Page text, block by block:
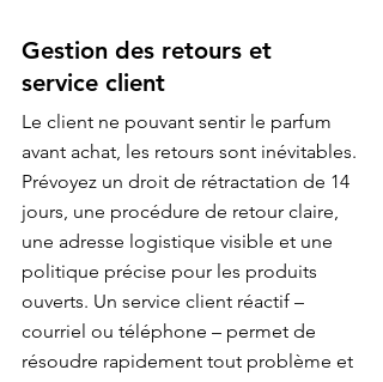
Gestion des retours et
service client
Le client ne pouvant sentir le parfum
avant achat, les retours sont inévitables.
Prévoyez un droit de rétractation de 14
jours, une procédure de retour claire,
une adresse logistique visible et une
politique précise pour les produits
ouverts. Un service client réactif –
courriel ou téléphone – permet de
résoudre rapidement tout problème et